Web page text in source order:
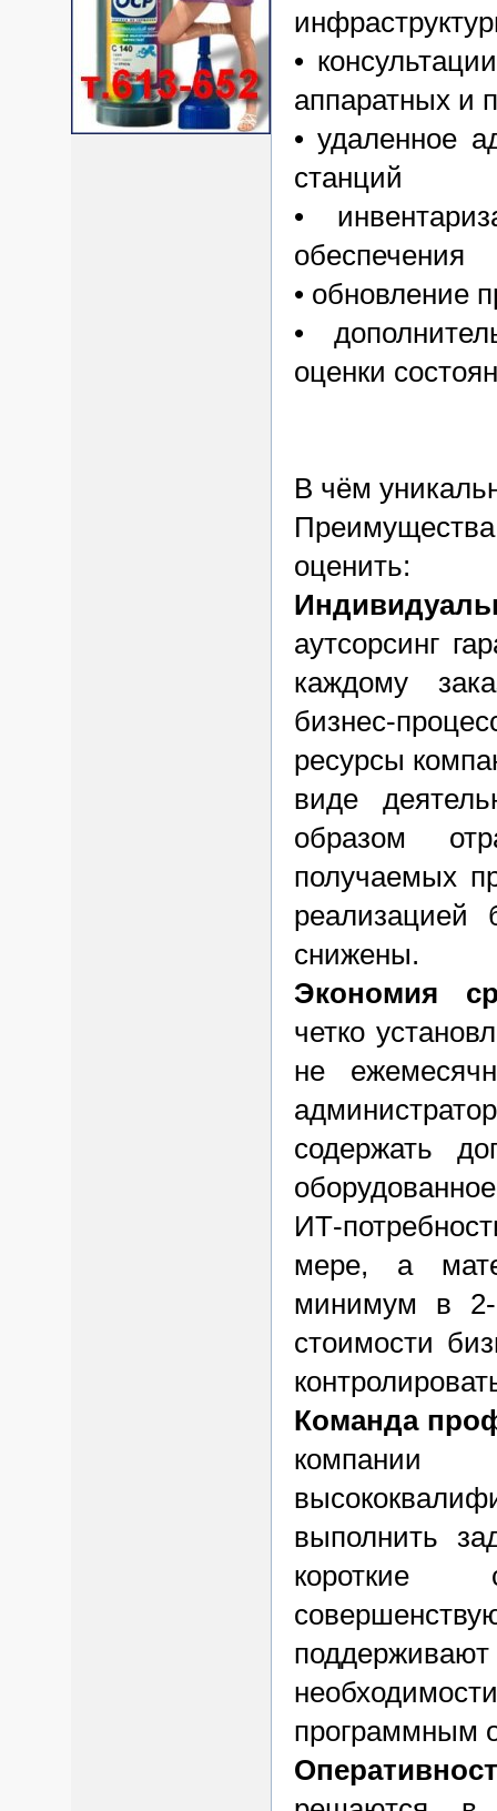
•
аппаратных и
• удаленное
станций
•
обеспечения
• обновление
•
оценки
В чём
оценить:
аутсорсинг
каждому
бизнес-
ресурсы
виде
образом
получаемых
реализацией
снижены.
Экономия
четко
не
содержать
ИТ-
мере, а
минимум в 2-
стоимости
Команда
выполнить
короткие
программным